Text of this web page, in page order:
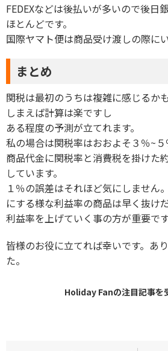
FEDEXなどは後払いが多いので後日
ほとんどです。
国際ヤマト便は商品受け渡しの際に
まとめ
関税は最初のうちは複雑に感じるか
しまえば計算は楽ですし
ある程度の予測が立てれます。
私の場合は関税率はおおよそ３％~
商品代金に関税率と消費税を掛けた
しています。
１％の誤差はそれほど気にしません
にする様な利益率の商品は早く抜け
利益率を上げていく事の方が重要です
皆様のお役に立てれば幸いです。あ
た。
Holiday Fanの注目記事を